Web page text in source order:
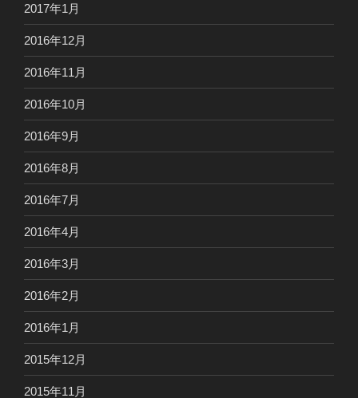
2017年1月
2016年12月
2016年11月
2016年10月
2016年9月
2016年8月
2016年7月
2016年4月
2016年3月
2016年2月
2016年1月
2015年12月
2015年11月